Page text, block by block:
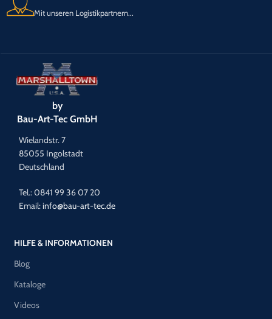
Mit unseren Logistikpartnern...
by
Bau-Art-Tec GmbH
Wielandstr. 7
85055 Ingolstadt
Deutschland
Tel.: 0841 99 36 07 20
Email:info@bau-art-tec.de
HILFE & INFORMATIONEN
Blog
Kataloge
Videos